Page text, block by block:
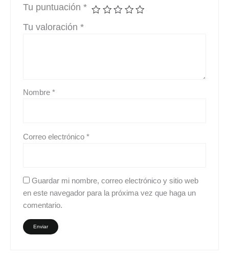
Tu puntuación*
Tu valoración*
Nombre*
Correo electrónico*
Guardar mi nombre, correo electrónico y sitio web
en este navegador para la próxima vez que haga un
comentario.